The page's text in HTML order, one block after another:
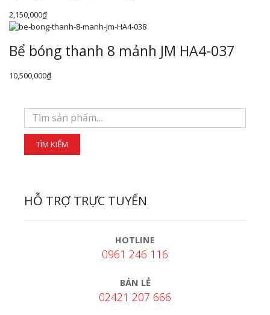
2,150,000₫
Bể bóng thanh 8 mảnh JM HA4-037
10,500,000₫
HỖ TRỢ TRỰC TUYẾN
HOTLINE
0961 246 116
BÁN LẺ
02421 207 666